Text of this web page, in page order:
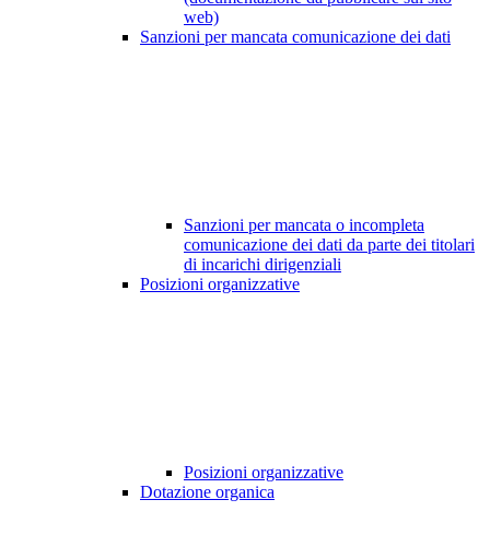
web)
Sanzioni per mancata comunicazione dei dati
Sanzioni per mancata o incompleta
comunicazione dei dati da parte dei titolari
di incarichi dirigenziali
Posizioni organizzative
Posizioni organizzative
Dotazione organica